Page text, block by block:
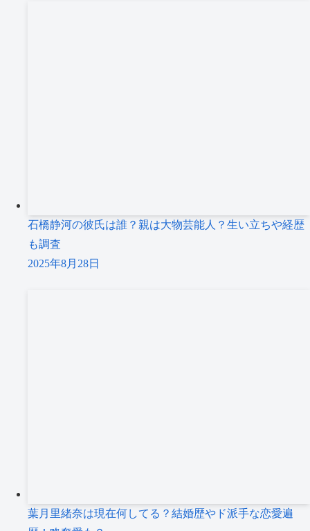
石橋静河の彼氏は誰？親は大物芸能人？生い立ちや経歴
も調査
2025年8月28日
葉月里緒奈は現在何してる？結婚歴やド派手な恋愛遍